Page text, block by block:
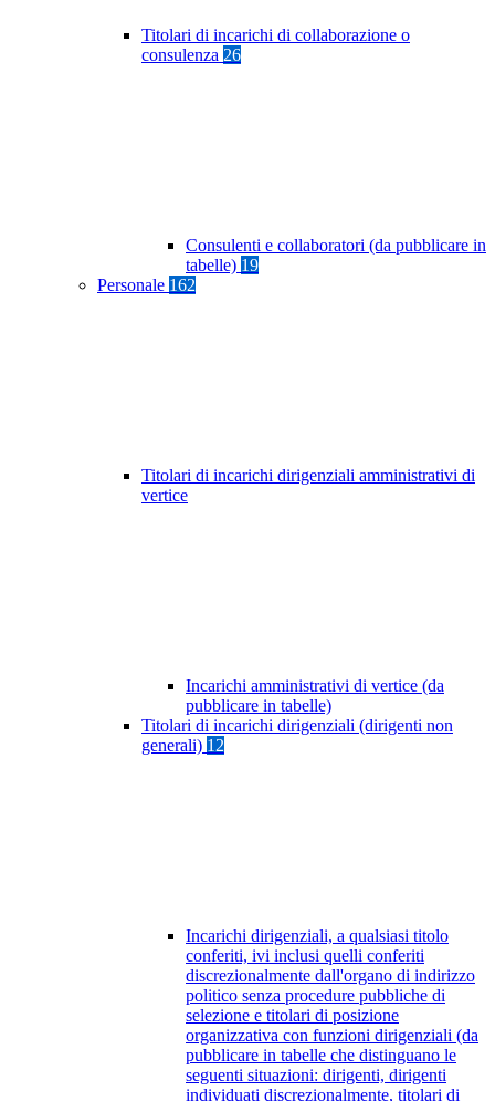
Titolari di incarichi di collaborazione o
consulenza 26
Consulenti e collaboratori (da pubblicare in
tabelle) 19
Personale 162
Titolari di incarichi dirigenziali amministrativi di
vertice
Incarichi amministrativi di vertice (da
pubblicare in tabelle)
Titolari di incarichi dirigenziali (dirigenti non
generali) 12
Incarichi dirigenziali, a qualsiasi titolo
conferiti, ivi inclusi quelli conferiti
discrezionalmente dall'organo di indirizzo
politico senza procedure pubbliche di
selezione e titolari di posizione
organizzativa con funzioni dirigenziali (da
pubblicare in tabelle che distinguano le
seguenti situazioni: dirigenti, dirigenti
individuati discrezionalmente, titolari di